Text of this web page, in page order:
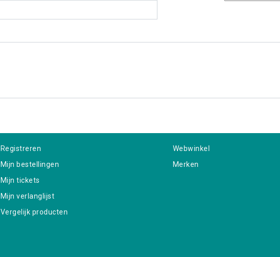
Registreren
Mijn bestellingen
Mijn tickets
Mijn verlanglijst
Vergelijk producten
Webwinkel
Merken